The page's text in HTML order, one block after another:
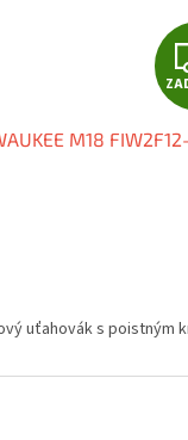
M18
uťahovák s poistným